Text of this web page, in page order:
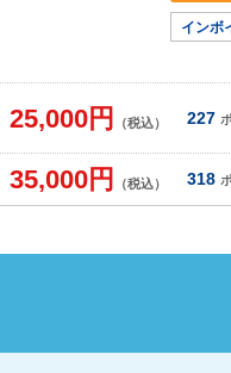
インボ
25,000円 （税込） 227
35,000円 （税込） 318